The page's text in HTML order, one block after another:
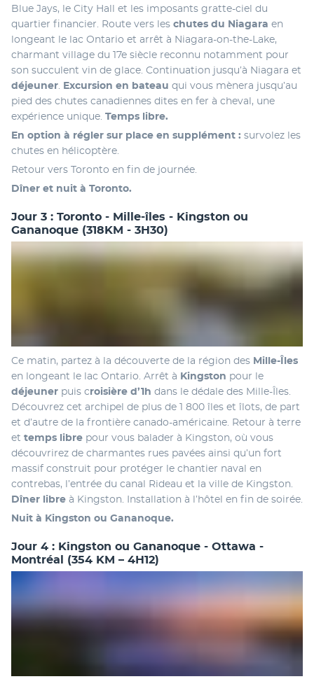
Blue Jays, le City Hall et les imposants gratte-ciel du
quartier financier. Route vers les chutes du Niagara en
longeant le lac Ontario et arrêt à Niagara-on-the-Lake,
charmant village du 17e siècle reconnu notamment pour
déjeuner. Excursion en bateau qui vous mènera jusqu’au
pied des chutes canadiennes dites en fer à cheval, une
expérience unique. Temps libre.
En option à régler sur place en supplément : survolez les
chutes en hélicoptère.
Retour vers Toronto en fin de journée.
Dîner et nuit à Toronto.
Jour 3 : Toronto - Mille-îles - Kingston ou
Gananoque (318KM - 3H30)
Ce matin, partez à la découverte de la région des Mille-Îles
en longeant le lac Ontario. Arrêt à Kingston
déjeuner puis croisière d’1h dans le dédale des Mille-Îles.
Découvrez cet archipel de plus de 1 800 îles et îlots, de part
et d’autre de la frontière canado-américaine. Retour à terre
et temps libre pour vous balader à Kingston, où vous
découvrirez de charmantes rues pavées ainsi qu’un fort
massif construit pour protéger le chantier naval en
Dîner libre
Nuit à Kingston ou Gananoque.
Jour 4 : Kingston ou Gananoque - Ottawa -
Montréal (354 KM – 4H12)